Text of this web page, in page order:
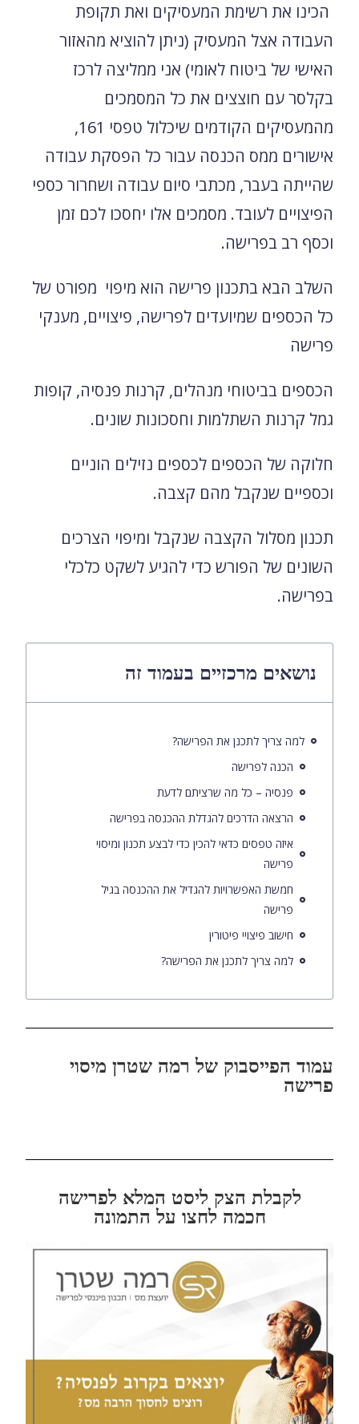
נושאים מרכזיים בעמוד זה
למה צריך לתכנן את הפרישה?
הכנה לפרישה
פנסיה – כל מה שרציתם לדעת
הרצאה הדרכים להגדלת ההכנסה בפרישה
איזה טפסים כדאי להכין כדי לבצע תכנון ומיסוי
פרישה
חמשת האפשרויות להגדיל את ההכנסה בגיל
פרישה
חישוב פיצויי פיטורין
למה צריך לתכנן את הפרישה?
עמוד הפייסבוק של רמה שטרן מיסוי
פרישה
לקבלת הצק ליסט המלא לפרישה
חכמה לחצו על התמונה
הכינו את רשימת המעסיקים ואת תקופת
העבודה אצל המעסיק (ניתן להוציא מהאזור
האישי של ביטוח לאומי) אני ממליצה לרכז
בקלסר עם חוצצים את כל המסמכים
מהמעסיקים הקודמים שיכלול טפסי 161,
אישורים ממס הכנסה עבור כל הפסקת עבודה
שהייתה בעבר, מכתבי סיום עבודה ושחרור כספי
הפיצויים לעובד. מסמכים אלו יחסכו לכם זמן
וכסף רב בפרישה.
השלב הבא בתכנון פרישה הוא מיפוי מפורט של
כל הכספים שמיועדים לפרישה, פיצויים, מענקי
פרישה
הכספים בביטוחי מנהלים, קרנות פנסיה, קופות
גמל קרנות השתלמות וחסכונות שונים.
חלוקה של הכספים לכספים נזילים הוניים
וכספיים שנקבל מהם קצבה.
תכנון מסלול הקצבה שנקבל ומיפוי הצרכים
השונים של הפורש כדי להגיע לשקט כלכלי
בפרישה.